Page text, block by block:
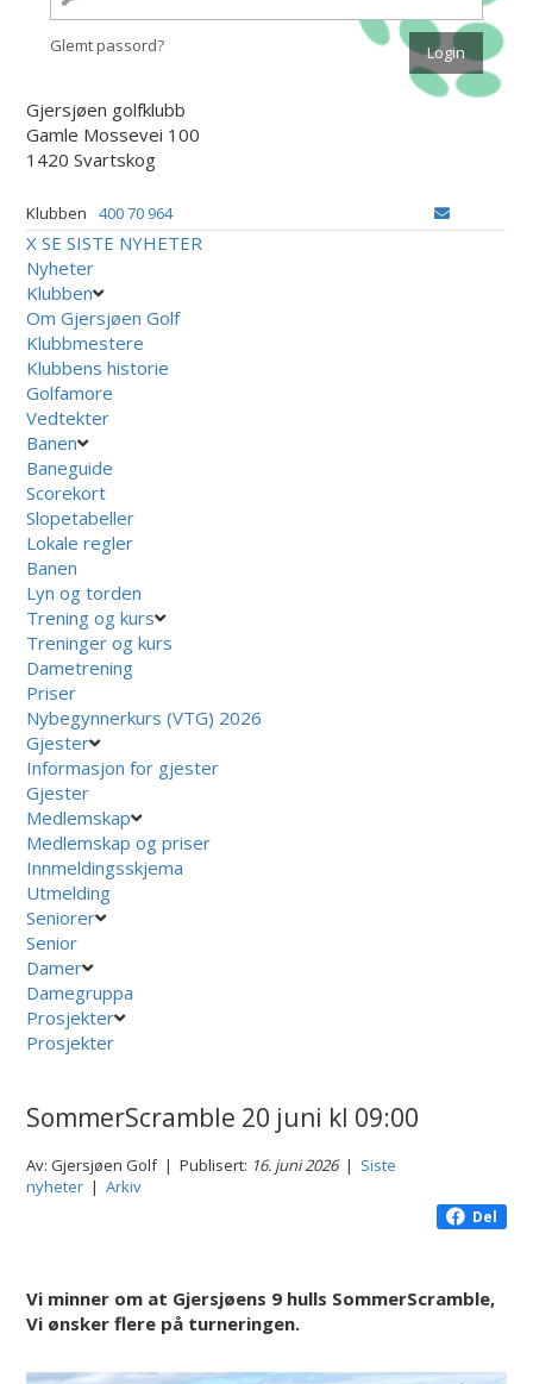
Glemt passord?
Gjersjøen golfklubb
Gamle Mossevei 100
1420 Svartskog
Klubben 400 70 964
X SE SISTE NYHETER
Nyheter
Klubben
Om Gjersjøen Golf
Klubbmestere
Klubbens historie
Golfamore
Vedtekter
Banen
Baneguide
Scorekort
Slopetabeller
Lokale regler
Banen
Lyn og torden
Trening og kurs
Treninger og kurs
Dametrening
Priser
Nybegynnerkurs (VTG) 2026
Gjester
Informasjon for gjester
Gjester
Medlemskap
Medlemskap og priser
Innmeldingsskjema
Utmelding
Seniorer
Senior
Damer
Damegruppa
Prosjekter
Prosjekter
SommerScramble 20 juni kl 09:00
Av: Gjersjøen Golf | Publisert: 16. juni 2026| Siste
nyheter |Arkiv
Del
Vi minner om at Gjersjøens 9 hulls SommerScramble,
Vi ønsker flere på turneringen.